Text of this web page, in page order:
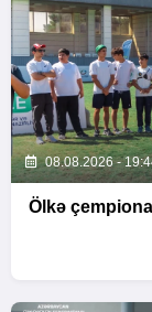
08.08.2026 -
Ölkə